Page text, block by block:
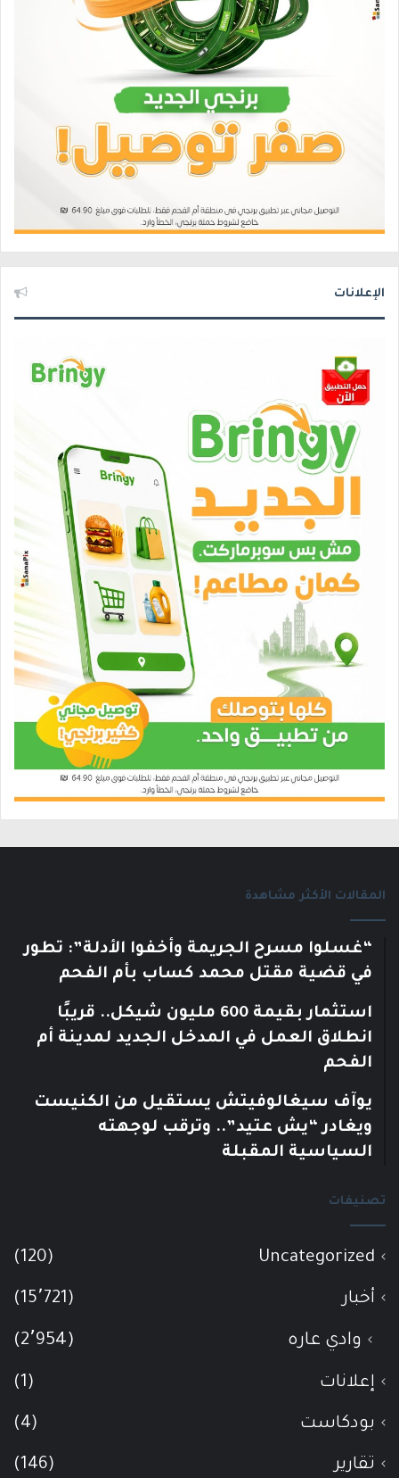
الإعلانات
المقالات الأكثر مشاهدة
“غسلوا مسرح الجريمة وأخفوا الأدلة”: تطور
في قضية مقتل محمد كساب بأم الفحم
استثمار بقيمة 600 مليون شيكل.. قريبًا
انطلاق العمل في المدخل الجديد لمدينة أم
الفحم
يوآف سيغالوفيتش يستقيل من الكنيست
ويغادر “يش عتيد”.. وترقب لوجهته
السياسية المقبلة
تصنيفات
Uncategorized
(120)
أخبار (15٬721)
وادي عاره (2٬954)
إعلانات (1)
بودكاست (4)
تقارير (146)